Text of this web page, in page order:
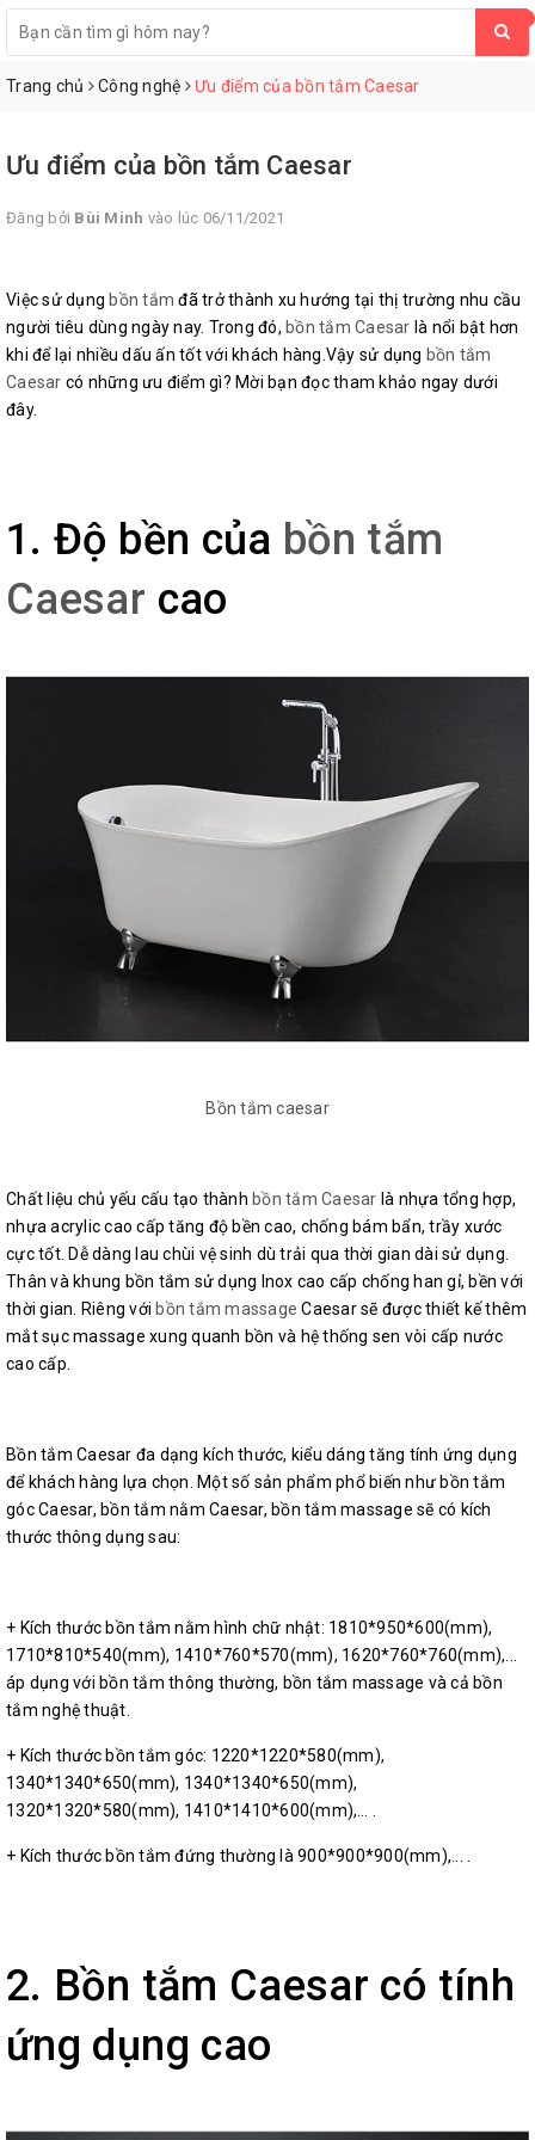
Trang chủ Công nghệ Ưu điểm của bồn tắm Caesar
Ưu điểm của bồn tắm Caesar
Đăng bởi Bùi Minh vào lúc 06/11/2021
Việc sử dụngbồn tắm đã trở thành xu hướng tại thị trường nhu cầu
người tiêu dùng ngày nay. Trong đó, bồn tắm Caesar là nổi bật hơn
khi để lại nhiều dấu ấn tốt với khách hàng.Vậy sử dụng bồn tắm
Caesar có những ưu điểm gì? Mời bạn đọc tham khảo ngay dưới
đây.
1. Độ bền của bồn tắm
Caesar cao
Bồn tắm caesar
Chất liệu chủ yếu cấu tạo thành bồn tắm Caesar là nhựa tổng hợp,
nhựa acrylic cao cấp tăng độ bền cao, chống bám bẩn, trầy xước
cực tốt. Dễ dàng lau chùi vệ sinh dù trải qua thời gian dài sử dụng.
Thân và khung bồn tắm sử dụng Inox cao cấp chống han gỉ, bền với
thời gian. Riêng vớibồn tắm massage Caesar sẽ được thiết kế thêm
mắt sục massage xung quanh bồn và hệ thống sen vòi cấp nước
cao cấp.
Bồn tắm Caesar đa dạng kích thước, kiểu dáng tăng tính ứng dụng
để khách hàng lựa chọn. Một số sản phẩm phổ biến như bồn tắm
góc Caesar, bồn tắm nằm Caesar, bồn tắm massage sẽ có kích
thước thông dụng sau:
+ Kích thước bồn tắm nằm hình chữ nhật: 1810*950*600(mm),
1710*810*540(mm), 1410*760*570(mm), 1620*760*760(mm),...
áp dụng với bồn tắm thông thường, bồn tắm massage và cả bồn
tắm nghệ thuật.
+ Kích thước bồn tắm góc: 1220*1220*580(mm),
1340*1340*650(mm), 1340*1340*650(mm),
1320*1320*580(mm), 1410*1410*600(mm),… .
+ Kích thước bồn tắm đứng thường là 900*900*900(mm),... .
2. Bồn tắm Caesar có tính
ứng dụng cao